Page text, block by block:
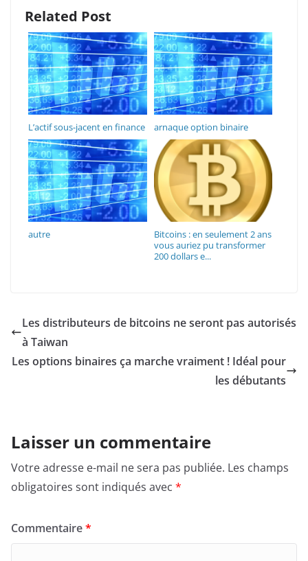
Related Post
L’actif sous-jacent en finance arnaque option binaire
autre
Bitcoins : en seulement 2 ans
vous auriez pu transformer
200 dollars e...
Les distributeurs de bitcoins ne seront pas autorisés
à Taiwan
Les options binaires ça marche vraiment ! Idéal pour
les débutants
Laisser un commentaire
Votre adresse e-mail ne sera pas publiée. Les champs
obligatoires sont indiqués avec *
Commentaire*